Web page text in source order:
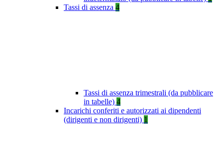
Tassi di assenza 4
Tassi di assenza trimestrali (da pubblicare
in tabelle) 4
Incarichi conferiti e autorizzati ai dipendenti
(dirigenti e non dirigenti) 1